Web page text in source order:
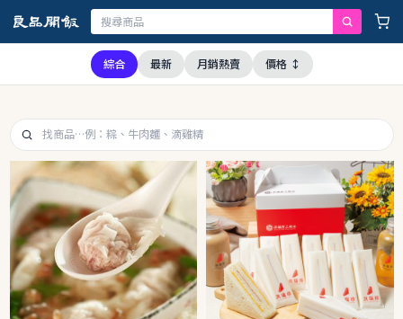
應商均未採用問題油品，請安心購買食用
綜合 最新 月銷熱賣 價格 ↕